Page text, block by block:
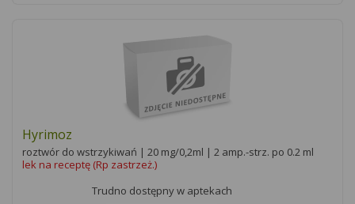
Hyrimoz
roztwór do wstrzykiwań | 20 mg/0,2ml | 2 amp.-strz. po 0.2 ml
lek na receptę (Rp zastrzeż.)
Trudno dostępny w aptekach